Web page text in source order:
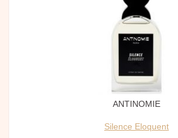
ANTINOMIE
Silence Eloquent